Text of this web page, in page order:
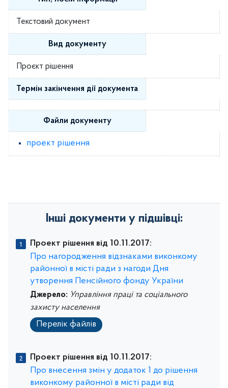
Текстовий документ
Вид документу
Проєкт рішення
Термін закінчення дії документа
Файли документу
проект рішення
Інші документи у підшівці:
Проект рішення від 10.11.2017:
Про нагородження відзнаками виконкому
районної в місті ради з нагоди Дня
утворення Пенсійного фонду України
Джерело: Управління праці та соціального
захисту населення
Перелік файлів
Проект рішення від 10.11.2017:
Про внесення змін у додаток 1 до рішення
виконкому районної в місті ради від